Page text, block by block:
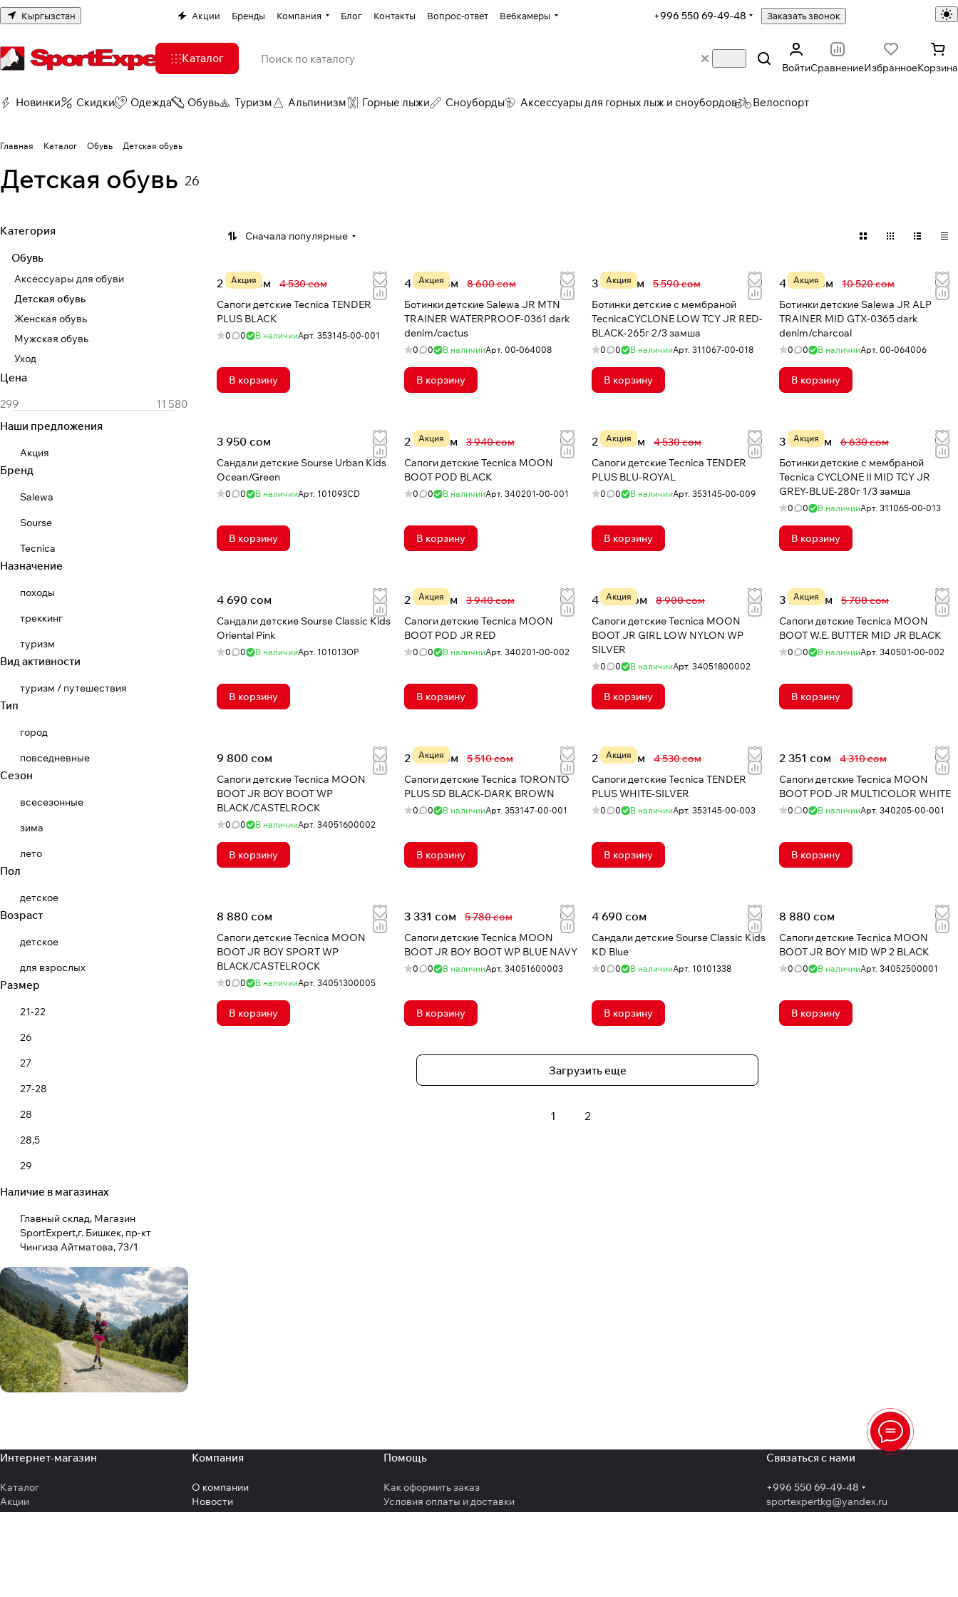
Кыргызстан Акции Бренды Компания Блог Контакты Вопрос-ответ Вебкамеры +996 550 69-49-48 Заказать звонок
Каталог
ВойтиСравнениеИзбранноеКорзина
Новинки Скидки Одежда Обувь Туризм Альпинизм Горные лыжи Сноуборды Аксессуары для горных лыж и сноубордов Велоспорт
Главная Каталог Обувь Детская обувь
Детская обувь 26
Сначала популярные
Акция
2 394 сом
4 530 сом
Сапоги детские Tecnica TENDER
PLUS BLACK
0 0 В наличииАрт. 353145-00-001
В корзину
Акция
4 957 сом
8 600 сом
Ботинки детские Salewa JR MTN
TRAINER WATERPROOF-0361 dark
denim/cactus
0 0 В наличииАрт. 00-064008
В корзину
Акция
3 126 сом
5 590 сом
Ботинки детские с мембраной
TecnicaCYCLONE LOW TCY JR RED-
BLACK-265г 2/3 замша
0 0 В наличииАрт. 311067-00-018
В корзину
Акция
4 957 сом
10 520 сом
Ботинки детские Salewa JR ALP
TRAINER MID GTX-0365 dark
denim/charcoal
0 0 В наличииАрт. 00-064006
В корзину
3 950 сом
Сандали детские Sourse Urban Kids
Ocean/Green
0 0 В наличииАрт. 101093CD
В корзину
Акция
2 146 сом
3 940 сом
Сапоги детские Tecnica MOON
BOOT POD BLACK
0 0 В наличииАрт. 340201-00-001
В корзину
Акция
2 184 сом
4 530 сом
Сапоги детские Tecnica TENDER
PLUS BLU-ROYAL
0 0 В наличииАрт. 353145-00-009
В корзину
Акция
3 126 сом
6 630 сом
Ботинки детские с мембраной
Tecnica CYCLONE II MID TCY JR
GREY-BLUE-280г 1/3 замша
0 0 В наличииАрт. 311065-00-013
В корзину
4 690 сом
Сандали детские Sourse Classic Kids
Oriental Pink
0 0 В наличииАрт. 101013OP
В корзину
Акция
2 146 сом
3 940 сом
Сапоги детские Tecnica MOON
BOOT POD JR RED
0 0 В наличииАрт. 340201-00-002
В корзину
Акция
4 999 сом
8 900 сом
Сапоги детские Tecnica MOON
BOOT JR GIRL LOW NYLON WP
SILVER
0 0 В наличииАрт. 34051800002
В корзину
Акция
3 287 сом
5 700 сом
Сапоги детские Tecnica MOON
BOOT W.E. BUTTER MID JR BLACK
0 0 В наличииАрт. 340501-00-002
В корзину
9 800 сом
Сапоги детские Tecnica MOON
BOOT JR BOY BOOT WP
BLACK/CASTELROCK
0 0 В наличииАрт. 34051600002
В корзину
Акция
2 969 сом
5 510 сом
Сапоги детские Tecnica TORONTO
PLUS SD BLACK-DARK BROWN
0 0 В наличииАрт. 353147-00-001
В корзину
Акция
2 379 сом
4 530 сом
Сапоги детские Tecnica TENDER
PLUS WHITE-SILVER
0 0 В наличииАрт. 353145-00-003
В корзину
2 351 сом
4 310 сом
Сапоги детские Tecnica MOON
BOOT POD JR MULTICOLOR WHITE
0 0 В наличииАрт. 340205-00-001
В корзину
8 880 сом
Сапоги детские Tecnica MOON
BOOT JR BOY SPORT WP
BLACK/CASTELROCK
0 0 В наличииАрт. 34051300005
В корзину
3 331 сом
5 780 сом
Сапоги детские Tecnica MOON
BOOT JR BOY BOOT WP BLUE NAVY
0 0 В наличииАрт. 34051600003
В корзину
4 690 сом
Сандали детские Sourse Classic Kids
KD Blue
0 0 В наличииАрт. 10101338
В корзину
8 880 сом
Сапоги детские Tecnica MOON
BOOT JR BOY MID WP 2 BLACK
0 0 В наличииАрт. 34052500001
В корзину
Загрузить еще
1 2
Категория
Обувь
Аксессуары для обуви
Детская обувь
Женская обувь
Мужская обувь
Уход
Цена
Наши предложения
Акция
Бренд
Salewa
Sourse
Tecnica
Назначение
походы
треккинг
туризм
Вид активности
туризм / путешествия
Тип
город
повседневные
Сезон
всесезонные
зима
лето
Пол
детское
Возраст
детское
для взрослых
Размер
21-22
26
27
27-28
28
28,5
29
29-30
30
31
31-32
32
33
33-34
34
35
36
Наличие в магазинах
Главный склад, Магазин
SportExpert,г. Бишкек, пр-кт
Чингиза Айтматова, 73/1
Интернет-магазин
Каталог
Акции
Бренды
Компания
О компании
Новости
Отзывы
Помощь
Как оформить заказ
Условия оплаты и доставки
Гарантия на товар
Связаться с нами
+996 550 69-49-48
sportexpertkg@yandex.ru
Бишкек, проспект Чингиза Айтматова,